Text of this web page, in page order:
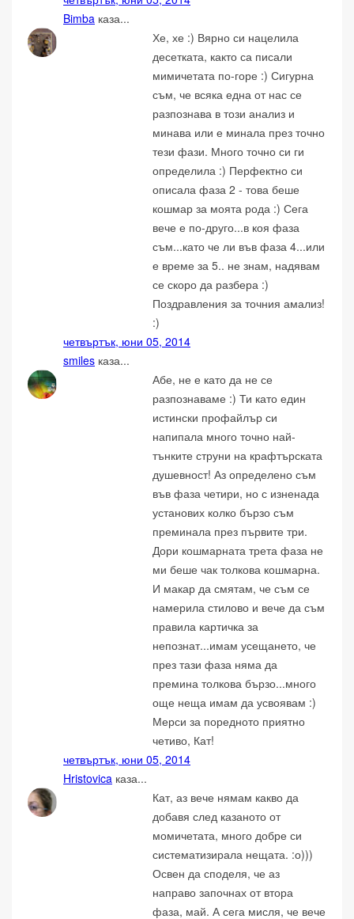
Bimba каза...
Хе, хе :) Вярно си нацелила
десетката, както са писали
мимичетата по-горе :) Сигурна
съм, че всяка една от нас се
разпознава в този анализ и
минава или е минала през точно
тези фази. Много точно си ги
определила :) Перфектно си
описала фаза 2 - това беше
кошмар за моята рода :) Сега
вече е по-друго...в коя фаза
съм...като че ли във фаза 4...или
е време за 5.. не знам, надявам
се скоро да разбера :)
Поздравления за точния амализ!
:)
четвъртък, юни 05, 2014
smiles каза...
Абе, не е като да не се
разпознаваме :) Ти като един
истински профайлър си
напипала много точно най-
тънките струни на крафтърската
душевност! Аз определено съм
във фаза четири, но с изненада
установих колко бързо съм
преминала през първите три.
Дори кошмарната трета фаза не
ми беше чак толкова кошмарна.
И макар да смятам, че съм се
намерила стилово и вече да съм
правила картичка за
непознат...имам усещането, че
през тази фаза няма да
премина толкова бързо...много
още неща имам да усвоявам :)
Мерси за поредното приятно
четиво, Кат!
четвъртък, юни 05, 2014
Hristovica каза...
Кат, аз вече нямам какво да
добавя след казаното от
момичетата, много добре си
систематизирала нещата. :о)))
Освен да споделя, че аз
направо започнах от втора
фаза, май. А сега мисля, че вече